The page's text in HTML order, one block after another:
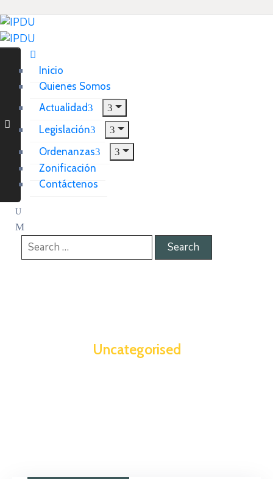
Inicio
Quienes Somos
Actualidad
Legislación
Ordenanzas
Zonificación
Contáctenos
Uncategorised